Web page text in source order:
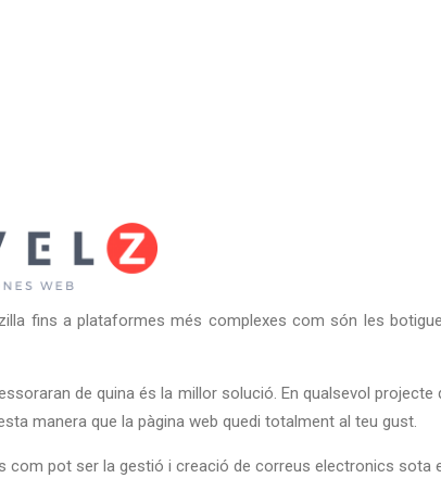
fins a plataformes més complexes com són les
de quina és la millor solució. En qualsevol projecte
manera que la pàgina web quedi totalment al teu gust.
pot ser la gestió i creació de correus electronics sota